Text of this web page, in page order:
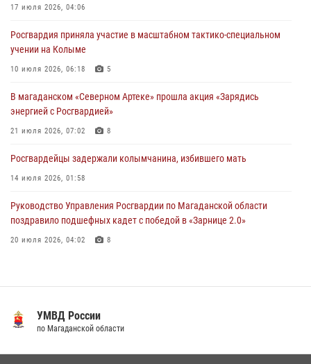
Росгвардии Герой России генерал-полковник Сергей Бойко
15 июля 2026, 06:21
Кинологический тандем из Магадана завоевал бронзу на
15 июля 2026, 04:34
17 июля 2026, 04:06
Росгвардия приняла участие в масштабном тактико-специальном
учении на Колыме
10 июля 2026, 06:18 5
В магаданском «Северном Артеке» прошла акция «Зарядись
энергией с Росгвардией»
21 июля 2026, 07:02 8
Росгвардейцы задержали колымчанина, избившего мать
14 июля 2026, 01:58
Руководство Управления Росгвардии по Магаданской области
поздравило подшефных кадет с победой в «Зарнице 2.0»
20 июля 2026, 04:02 8
Кинологический тандем из Магадана завоевал бронзу на
УМВД России
по Магаданской области